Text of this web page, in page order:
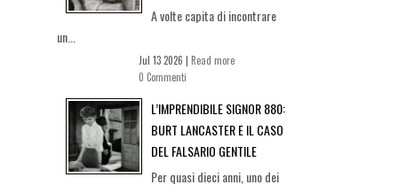
A volte capita di incontrare
un...
Jul 13 2026 | Read more
0 Commenti
L’IMPRENDIBILE SIGNOR 880:
BURT LANCASTER E IL CASO
DEL FALSARIO GENTILE
Per quasi dieci anni, uno dei